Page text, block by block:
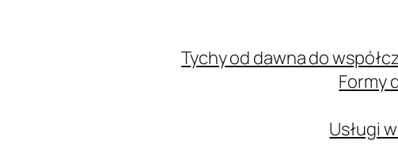
Tychy od dawna do
Formy
Usługi